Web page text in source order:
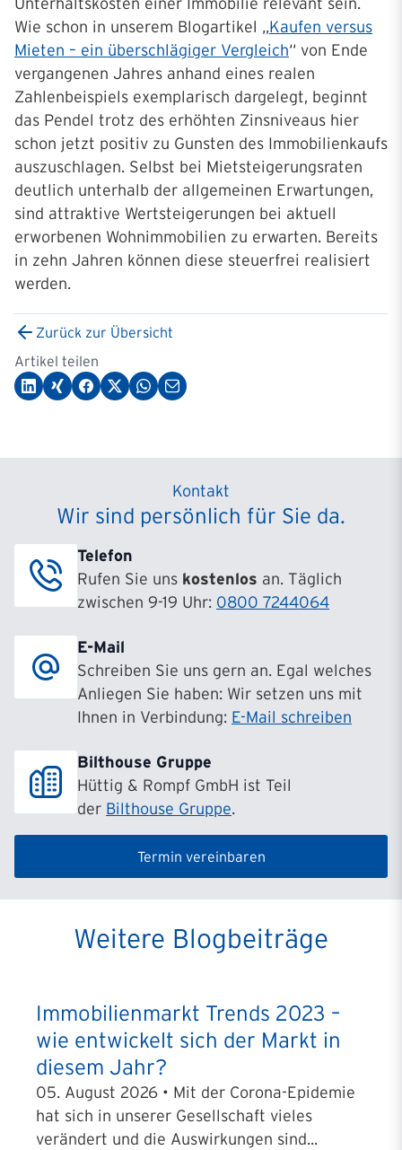
Unterhaltskosten einer Immobilie relevant sein.
Wie schon in unserem Blogartikel „Kaufen versus
Mieten – ein überschlägiger Vergleich“ von Ende
vergangenen Jahres anhand eines realen
Zahlenbeispiels exemplarisch dargelegt, beginnt
das Pendel trotz des erhöhten Zinsniveaus hier
schon jetzt positiv zu Gunsten des Immobilienkaufs
auszuschlagen. Selbst bei Mietsteigerungsraten
deutlich unterhalb der allgemeinen Erwartungen,
sind attraktive Wertsteigerungen bei aktuell
erworbenen Wohnimmobilien zu erwarten. Bereits
in zehn Jahren können diese steuerfrei realisiert
werden.
Zurück zur Übersicht
Artikel teilen
Kontakt
Wir sind persönlich für Sie da.
Telefon
Rufen Sie uns kostenlos an. Täglich
zwischen 9-19 Uhr: 0800 7244064
E-Mail
Schreiben Sie uns gern an. Egal welches
Anliegen Sie haben: Wir setzen uns mit
Ihnen in Verbindung: E-Mail schreiben
Bilthouse Gruppe
Hüttig & Rompf GmbH ist Teil
der Bilthouse Gruppe.
Termin vereinbaren
Weitere Blogbeiträge
Immobilienmarkt Trends 2023 –
wie entwickelt sich der Markt in
diesem Jahr?
05. August 2026 • Mit der Corona-Epidemie
hat sich in unserer Gesellschaft vieles
verändert und die Auswirkungen sind...